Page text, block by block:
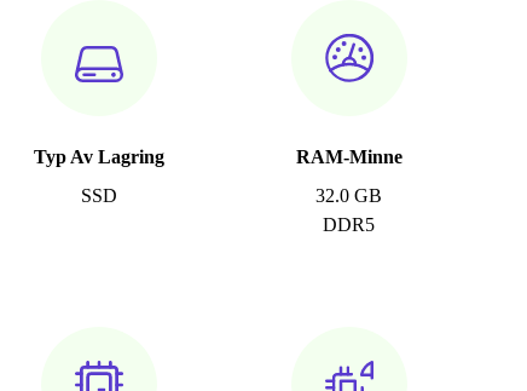
Typ Av Lagring
SSD
RAM-Minne
32.0 GB
DDR5